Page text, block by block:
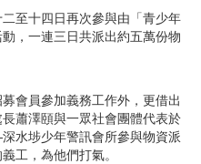
至十四日再次參與由「青少年
，一連三日共派出約五萬份物
會員參加義務工作外，更借出
蕭澤頤與一眾社會團體代表於
水埗少年警訊會所參與物資派
工，為他們打氣。